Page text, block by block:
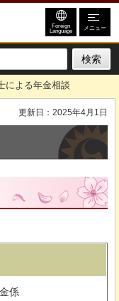
Foreign
Language メニュー
による年金相談
更新日：2025年4月1日
係